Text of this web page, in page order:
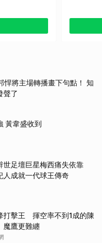
悍將主場轉播畫下句點！ 知
聲了
黃韋盛收到
世足壇巨星梅西痛失依靠
人成就一代球王傳奇
打擊王 揮空率不到1成的陳
魔鷹更難纏